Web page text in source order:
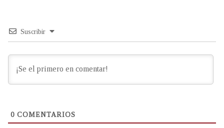
Suscribir
0 COMENTARIOS